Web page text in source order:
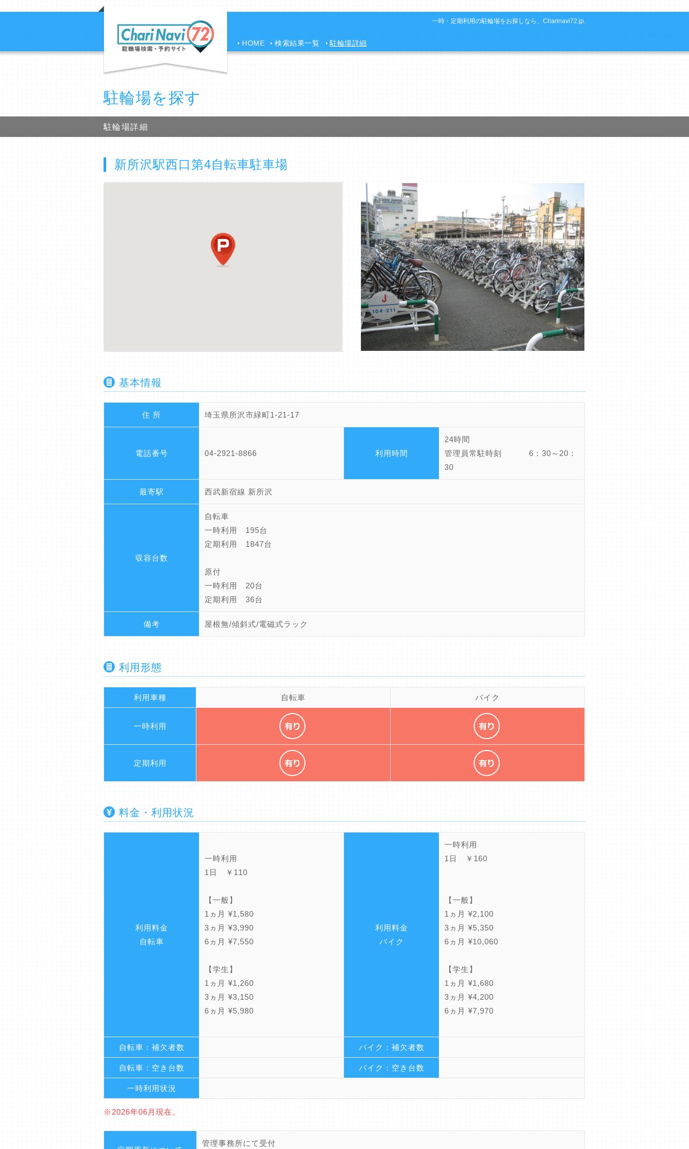
一時・定期利用の駐輪場をお探しなら、Charinavi72.jp.
HOME 検索結果一覧 駐輪場詳細
駐輪場を探す
駐輪場詳細
新所沢駅西口第4自転車駐車場
基本情報
住 所 埼玉県所沢市緑町1-21-17
電話番号 04-2921-8866 利用時間
24時間
管理員常駐時刻 6：30～20：
30
最寄駅 西武新宿線 新所沢
収容台数
自転車
一時利用 195台
定期利用 1847台
原付
一時利用 20台
定期利用 36台
備考 屋根無/傾斜式/電磁式ラック
利用形態
利用車種 自転車 バイク
一時利用
定期利用
料金・利用状況
利用料金
自転車
一時利用
1日 ￥110
【一般】
1ヵ月 ¥1,580
3ヵ月 ¥3,990
6ヵ月 ¥7,550
【学生】
1ヵ月 ¥1,260
3ヵ月 ¥3,150
6ヵ月 ¥5,980
利用料金
バイク
一時利用
1日 ￥160
【一般】
1ヵ月 ¥2,100
3ヵ月 ¥5,350
6ヵ月 ¥10,060
【学生】
1ヵ月 ¥1,680
3ヵ月 ¥4,200
6ヵ月 ¥7,970
自転車：補欠者数 バイク：補欠者数
自転車：空き台数 バイク：空き台数
一時利用状況
※2026年06月現在。
管理事務所にて受付